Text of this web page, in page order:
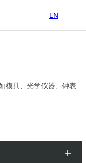
EN
模具、光学仪器、钟表